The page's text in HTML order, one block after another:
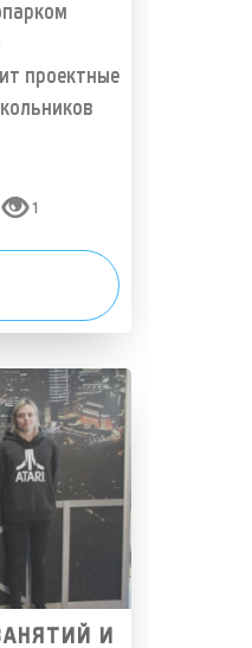
проектные
1
И